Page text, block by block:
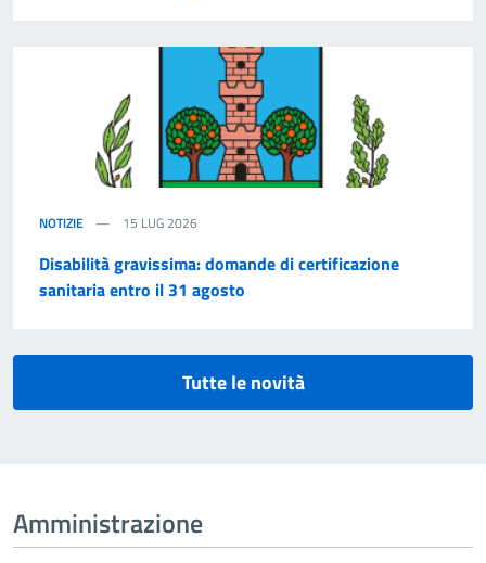
NOTIZIE 15 LUG 2026
Disabilità gravissima: domande di certificazione
sanitaria entro il 31 agosto
Tutte le novità
Amministrazione